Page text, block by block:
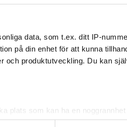
data, som t.ex. ditt IP-
på din enhet för att kunna
och produktutveckling. Du kan
plats som kan ha en
den för specifika